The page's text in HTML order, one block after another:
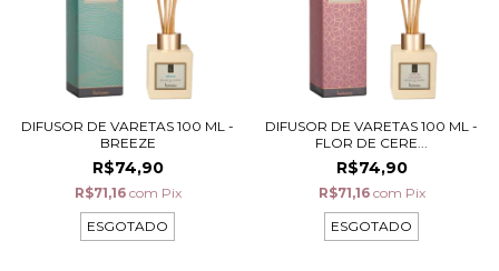
DIFUSOR DE VARETAS 100 ML -
BREEZE
R$74,90
R$71,16 com Pix
ESGOTADO
DIFUSOR DE VARETAS 100 ML -
FLOR DE CERE...
R$74,90
R$71,16 com Pix
ESGOTADO